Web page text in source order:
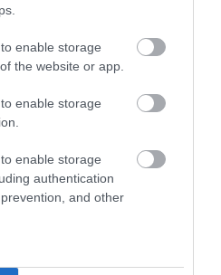
enable storage
the website or app.
enable storage
enable storage
authentication
and other
az új Alpine!